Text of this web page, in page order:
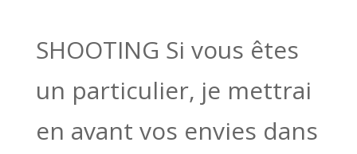
SHOOTING Si vous êtes
un particulier, je mettrai
en avant vos envies dans